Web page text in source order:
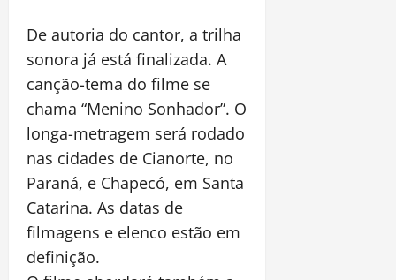
De autoria do cantor, a trilha
sonora já está finalizada. A
canção-tema do filme se
chama “Menino Sonhador”. O
longa-metragem será rodado
nas cidades de Cianorte, no
Paraná, e Chapecó, em Santa
Catarina. As datas de
filmagens e elenco estão em
definição.